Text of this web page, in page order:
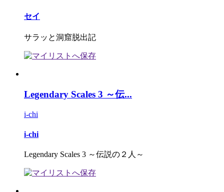
セイ
サラッと洞窟脱出記
Legendary Scales 3 ～伝...
i-chi
i-chi
Legendary Scales 3 ～伝説の２人～